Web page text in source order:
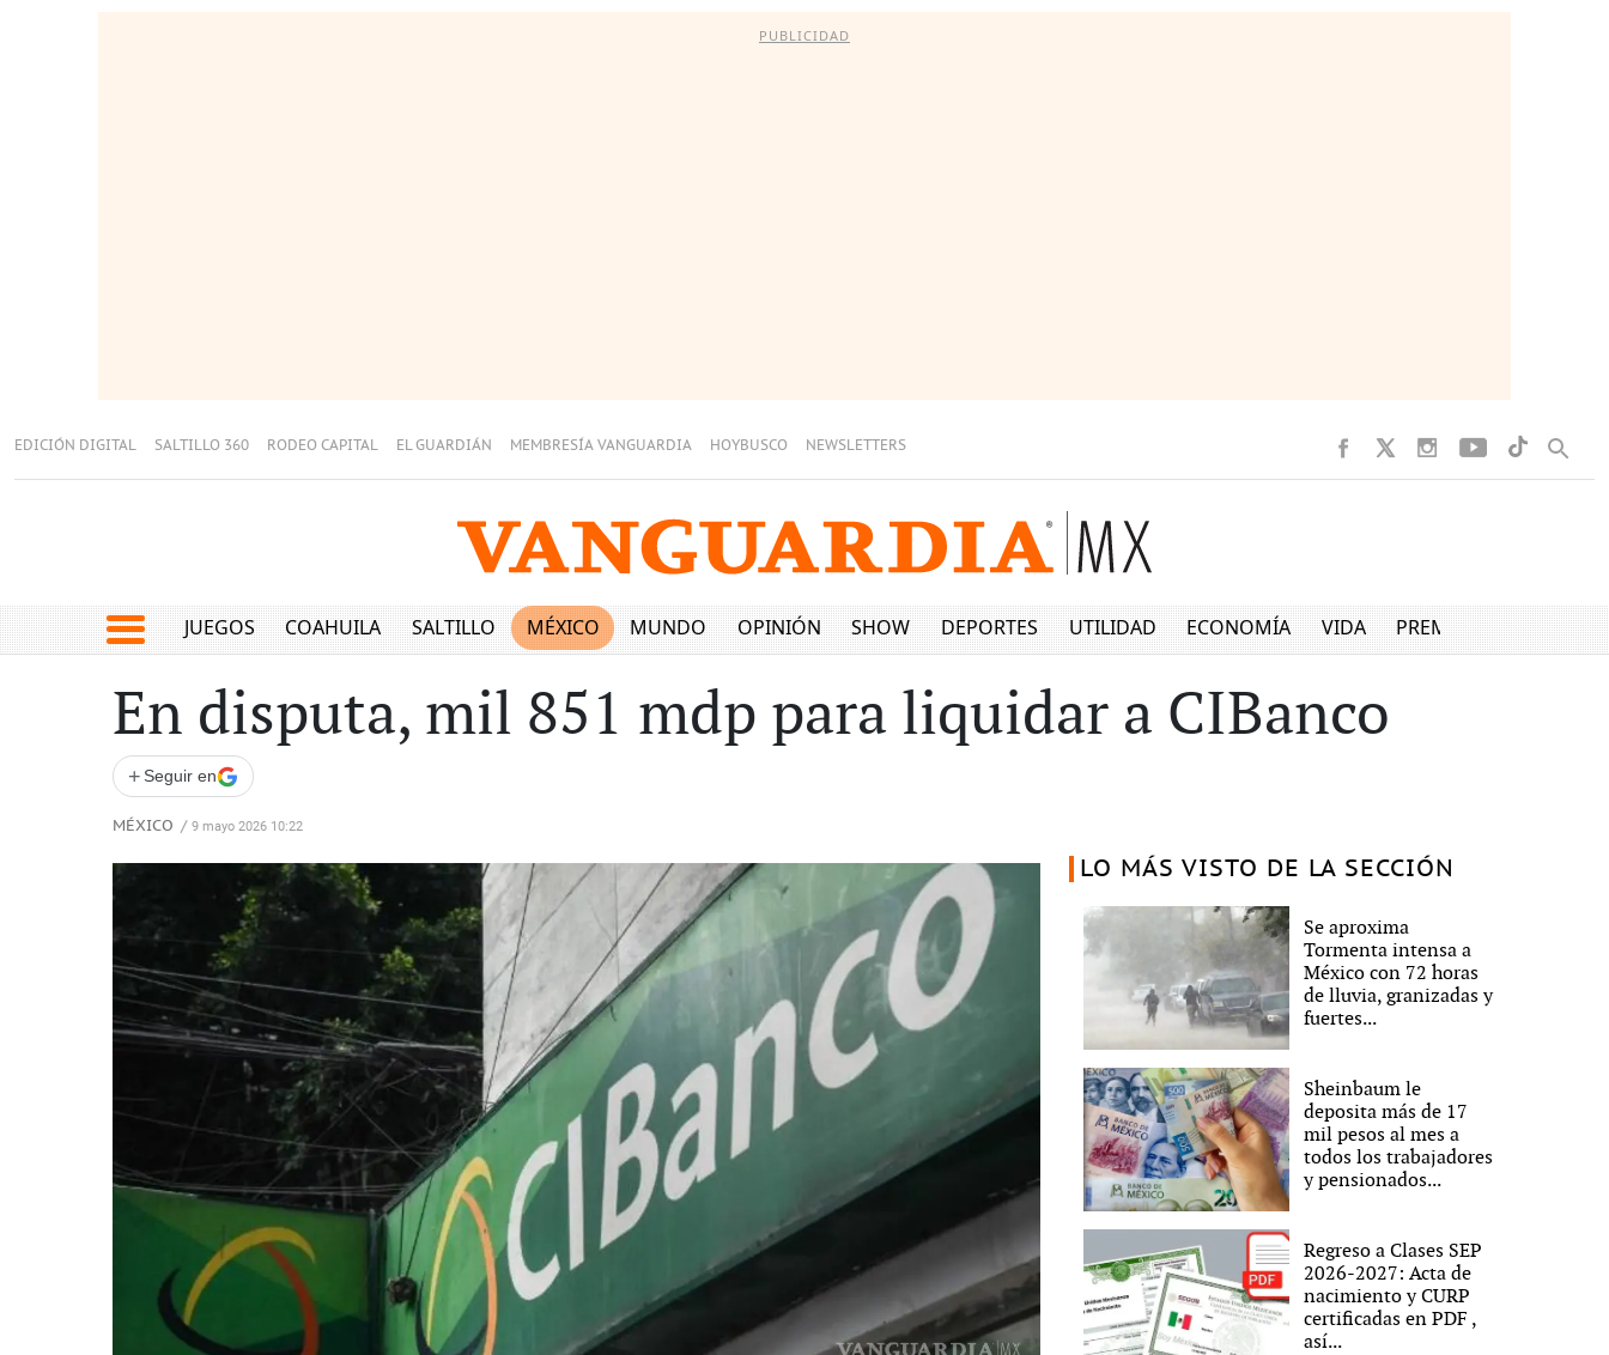
PUBLICIDAD
EDICIÓN DIGITAL SALTILLO 360 RODEO CAPITAL EL GUARDIÁN MEMBRESÍA VANGUARDIA HOYBUSCO NEWSLETTERS
JUEGOS COAHUILA SALTILLO MÉXICO MUNDO OPINIÓN SHOW DEPORTES UTILIDAD ECONOMÍA VIDA PREMIUM
En disputa, mil 851 mdp para liquidar a CIBanco
+ Seguir en
MÉXICO / 9 mayo 2026 10:22
LO MÁS VISTO DE LA SECCIÓN
Se aproxima
Tormenta intensa a
México con 72 horas
de lluvia, granizadas y
fuertes...
Sheinbaum le
deposita más de 17
mil pesos al mes a
todos los trabajadores
y pensionados...
Regreso a Clases SEP
2026-2027: Acta de
nacimiento y CURP
certificadas en PDF ,
así...